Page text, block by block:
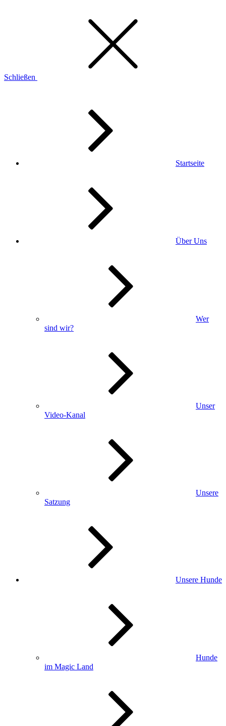
Schließen
Startseite
Über Uns
Wer
sind wir?
Unser
Video-Kanal
Unsere
Satzung
Unsere Hunde
Hunde
im Magic Land